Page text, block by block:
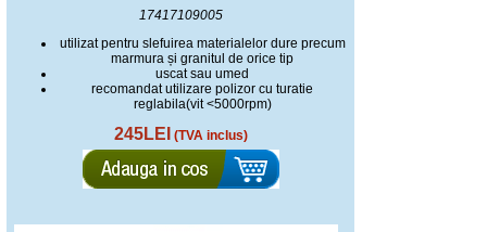
17417109005
utilizat pentru slefuirea materialelor dure precum
marmura și granitul de orice tip
uscat sau umed
recomandat utilizare polizor cu turatie
reglabila(vit <5000rpm)
245LEI (TVA inclus)